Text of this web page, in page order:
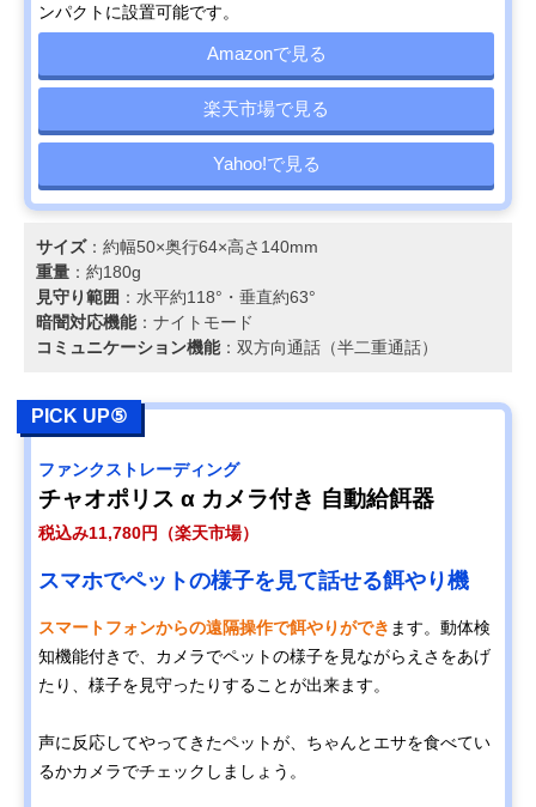
ンパクトに設置可能です。
Amazonで見る
楽天市場で見る
Yahoo!で見る
サイズ：約幅50×奥行64×高さ140mm
重量 ：約180g
見守り範囲 ：水平約118°・垂直約63°
暗闇対応機能：ナイトモード
コミュニケーション機能：双方向通話（半二重通話）
PICK UP⑤
ファンクストレーディング
チャオポリス α カメラ付き 自動給餌器
税込み11,780円（楽天市場）
スマホでペットの様子を見て話せる餌やり機
スマートフォンからの遠隔操作で餌やりができ ます。動体検
知機能付きで、カメラでペットの様子を見ながらえさをあげ
たり、様子を見守ったりすることが出来ます。
声に反応してやってきたペットが、ちゃんとエサを食べてい
るかカメラでチェックしましょう。